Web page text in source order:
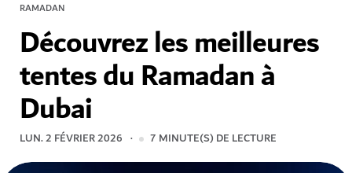
RAMADAN
Découvrez les meilleures
tentes du Ramadan à
Dubai
LUN. 2 FÉVRIER 2026 7 MINUTE(S) DE LECTURE